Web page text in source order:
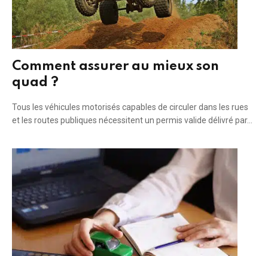
Comment assurer au mieux son
quad ?
Tous les véhicules motorisés capables de circuler dans les rues
et les routes publiques nécessitent un permis valide délivré par…